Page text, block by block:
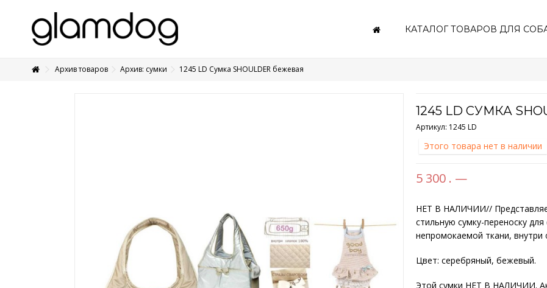
+7 495 1250410
КАТАЛОГ ТОВАРОВ ДЛЯ
Архив товаров Архив: сумки 1245 LD Сумка SHOULDER бежевая
1245 LD СУМКА
Артикул: 1245 LD
Этого товара нет в наличии
5 300 . —
НЕТ В НАЛИЧИИ//
стильную сумку-переноску
непромокаемой ткани,
Цвет: серебряный, бежевый.
Этой сумки НЕТ В НАЛИЧИИ.